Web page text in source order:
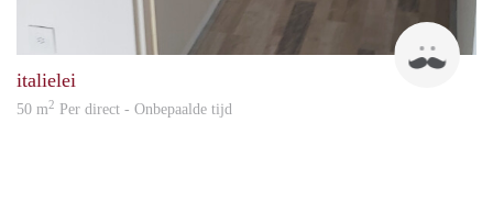
italielei
50 m2 Per direct - Onbepaalde tijd